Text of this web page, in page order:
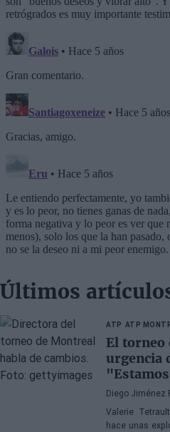
Últimos
ATP ATP
El torneo
urgencia
Diego Jiménez
Valerie
hace unas